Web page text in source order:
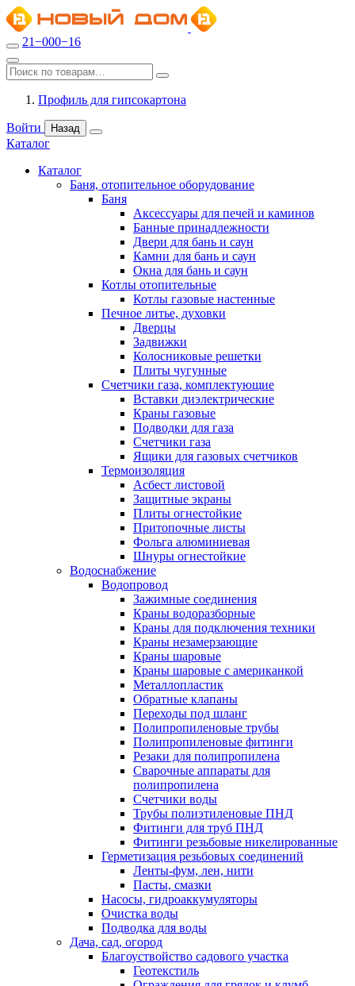
21−000−16
Профиль для гипсокартона
Войти Назад
Каталог
Каталог
Баня, отопительное оборудование
Баня
Аксессуары для печей и каминов
Банные принадлежности
Двери для бань и саун
Камни для бань и саун
Окна для бань и саун
Котлы отопительные
Котлы газовые настенные
Печное литье, духовки
Дверцы
Задвижки
Колосниковые решетки
Плиты чугунные
Счетчики газа, комплектующие
Вставки диэлектрические
Краны газовые
Подводки для газа
Счетчики газа
Ящики для газовых счетчиков
Термоизоляция
Асбест листовой
Защитные экраны
Плиты огнестойкие
Притопочные листы
Фольга алюминиевая
Шнуры огнестойкие
Водоснабжение
Водопровод
Зажимные соединения
Краны водоразборные
Краны для подключения техники
Краны незамерзающие
Краны шаровые
Краны шаровые с американкой
Металлопластик
Обратные клапаны
Переходы под шланг
Полипропиленовые трубы
Полипропиленовые фитинги
Резаки для полипропилена
Сварочные аппараты для
полипропилена
Счетчики воды
Трубы полиэтиленовые ПНД
Фитинги для труб ПНД
Фитинги резьбовые никелированные
Герметизация резьбовых соединений
Ленты-фум, лен, нити
Пасты, смазки
Насосы, гидроаккумуляторы
Очистка воды
Подводка для воды
Дача, сад, огород
Благоуствойство садового участка
Геотекстиль